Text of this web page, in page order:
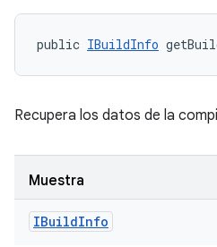
public IBuildInfo
Recupera los datos de la
Muestra
IBuildInfo